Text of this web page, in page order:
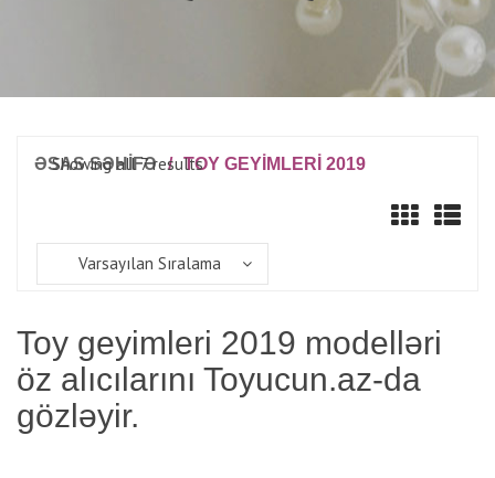
ƏSAS SƏHİFƏ / TOY GEYIMLERI 2019
Showing all 7 results
Varsayılan Sıralama
Toy geyimleri 2019 modelləri
öz alıcılarını Toyucun.az-da
gözləyir.